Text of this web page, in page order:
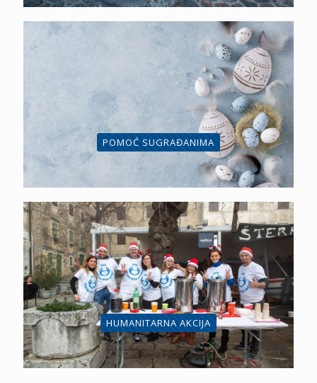
POMOĆ SUGRAĐANIMA
HUMANITARNA AKCIJA